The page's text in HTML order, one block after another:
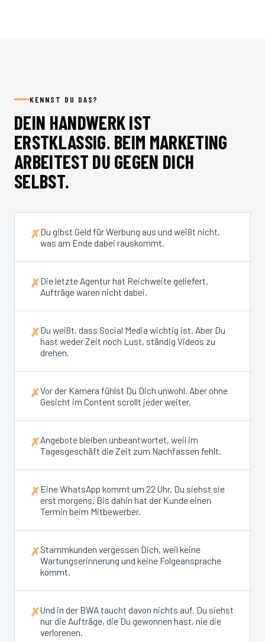
KENNST DU DAS?
DEIN HANDWERK IST
ERSTKLASSIG. BEIM MARKETING
ARBEITEST DU GEGEN DICH
SELBST.
✗Du gibst Geld für Werbung aus und weißt nicht,
was am Ende dabei rauskommt.
✗Die letzte Agentur hat Reichweite geliefert.
Aufträge waren nicht dabei.
✗Du weißt, dass Social Media wichtig ist. Aber Du
hast weder Zeit noch Lust, ständig Videos zu
drehen.
✗Vor der Kamera fühlst Du Dich unwohl. Aber ohne
Gesicht im Content scrollt jeder weiter.
✗Angebote bleiben unbeantwortet, weil im
Tagesgeschäft die Zeit zum Nachfassen fehlt.
✗Eine WhatsApp kommt um 22 Uhr. Du siehst sie
erst morgens. Bis dahin hat der Kunde einen
Termin beim Mitbewerber.
✗Stammkunden vergessen Dich, weil keine
Wartungserinnerung und keine Folgeansprache
kommt.
✗Und in der BWA taucht davon nichts auf. Du siehst
nur die Aufträge, die Du gewonnen hast, nie die
verlorenen.